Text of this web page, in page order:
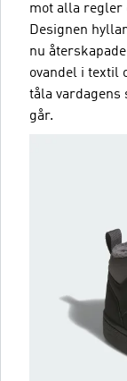
mot alla regler
Designen
nu
ovandel i textil
tåla vardagens
går.